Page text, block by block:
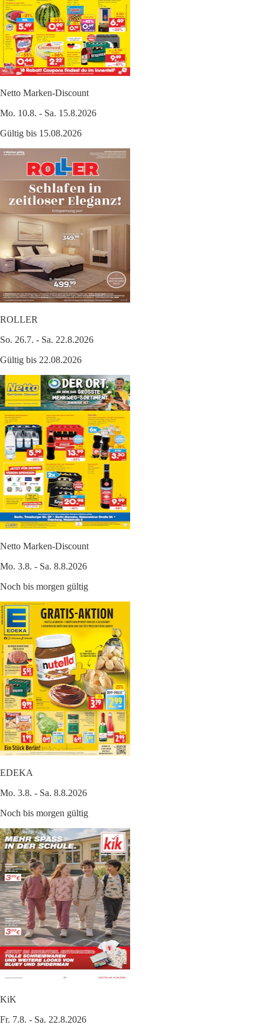
Netto Marken-Discount
Mo. 10.8. - Sa. 15.8.2026
Gültig bis 15.08.2026
ROLLER
So. 26.7. - Sa. 22.8.2026
Gültig bis 22.08.2026
Netto Marken-Discount
Mo. 3.8. - Sa. 8.8.2026
Noch bis morgen gültig
EDEKA
Mo. 3.8. - Sa. 8.8.2026
Noch bis morgen gültig
KiK
Fr. 7.8. - Sa. 22.8.2026